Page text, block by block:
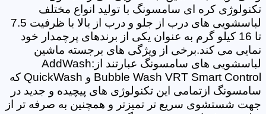
تکنولوژی کره ای سامسونگ با تولید انواع مختلف
لباسشویی های درب از جلو و درب از بالا با ظرفیت 7.5
تا 16 کیلو گرم به عنوان یکی از برندهای پرچمدار خود
نمایی می کند.برخی از ویژگی های برجسته ماشین
لباسشویی های سامسونگ عبارتند از:AddWash
Bubble Wash VRT Smart Control و QuickWash که
سامسونگ ازتمامی این تکنولوژی های پیچیده و جدید در
جهت شستشوی سریع تر تمیزتر و همچنین به صرفه تر از